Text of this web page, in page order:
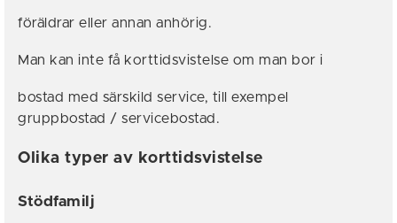
föräldrar eller annan anhörig.
Man kan inte få korttidsvistelse om man bor i
bostad med särskild service, till exempel
gruppbostad / servicebostad.
Olika typer av korttidsvistelse
Stödfamilj